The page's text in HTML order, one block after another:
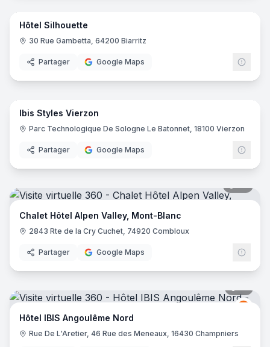
Hôtel Silhouette
30 Rue Gambetta, 64200 Biarritz
Partager Google Maps
8
Ibis Styles Vierzon
Parc Technologique De Sologne Le Batonnet, 18100 Vierzon
Partager Google Maps
Chalet Hôtel Alpen Valley, Mont-Blanc
2843 Rte de la Cry Cuchet, 74920 Combloux
Partager Google Maps
Ibis
Hôtel IBIS Angoulême Nord
Rue De L'Aretier, 46 Rue des Meneaux, 16430 Champniers